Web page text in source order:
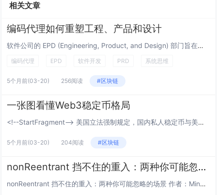
相关文章
编码代理如何重塑工程、产品和设计
软件公司的 EPD (Engineering, Product, and Design) 部门旨在创建优质软件。尽管...
编码代理 EPD 软件开发 PRD 系统思维
5个月前(03-20) 256阅读 #区块链
一张图看懂Web3稳定币格局
<!--StartFragment--> 美国立法强制规定，国内私人稳定币与美元国债挂钩，换汤不换药，...
5个月前(03-20) 204阅读 #区块链
nonReentrant 挡不住的重入：两种你可能忽略的场景
nonReentrant 挡不住的重入：两种你可能忽略的场景 作者：Mingyang Fan (@SymmaTe...